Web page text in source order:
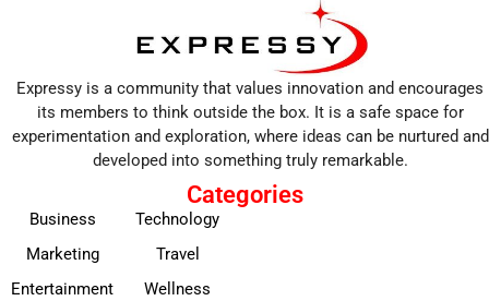
Expressy is a community that values innovation and encourages
its members to think outside the box. It is a safe space for
experimentation and exploration, where ideas can be nurtured and
developed into something truly remarkable.
Categories
Business
Marketing
Entertainment
Technology
Travel
Wellness